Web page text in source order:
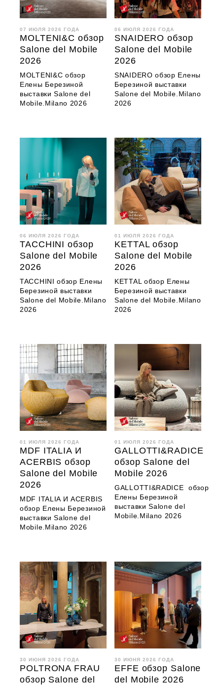
07 ИЮЛЯ 2026 ГОДА
MOLTENI&C обзор
Salone del Mobile
2026
MOLTENI&C обзор
Елены Березиной
выставки Salone del
Mobile.Milano 2026
06 ИЮЛЯ 2026 ГОДА
SNAIDERO обзор
Salone del Mobile
2026
SNAIDERO обзор Елены
Березиной выставки
Salone del Mobile.Milano
2026
06 ИЮЛЯ 2026 ГОДА
TACCHINI обзор
Salone del Mobile
2026
TACCHINI обзор Елены
Березиной выставки
Salone del Mobile.Milano
2026
01 ИЮЛЯ 2026 ГОДА
KETTAL обзор
Salone del Mobile
2026
KETTAL обзор Елены
Березиной выставки
Salone del Mobile.Milano
2026
01 ИЮЛЯ 2026 ГОДА
MDF ITALIA И
ACERBIS обзор
Salone del Mobile
2026
MDF ITALIA И ACERBIS
обзор Елены Березиной
выставки Salone del
Mobile.Milano 2026
01 ИЮЛЯ 2026 ГОДА
GALLOTTI&RADICE
обзор Salone del
Mobile 2026
GALLOTTI&RADICE обзор
Елены Березиной
выставки Salone del
Mobile.Milano 2026
30 ИЮНЯ 2026 ГОДА
POLTRONA FRAU
обзор Salone del
30 ИЮНЯ 2026 ГОДА
EFFE обзор Salone
del Mobile 2026